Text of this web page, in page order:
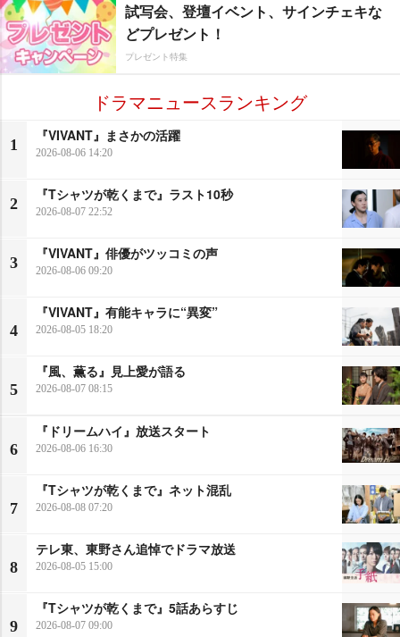
試写会、登壇イベント、サインチェキな
どプレゼント！
プレゼント特集
ドラマニュースランキング
1
『VIVANT』まさかの活躍
2026-08-06 14:20
2
『Tシャツが乾くまで』ラスト10秒
2026-08-07 22:52
3
『VIVANT』俳優がツッコミの声
2026-08-06 09:20
4
『VIVANT』有能キャラに“異変”
2026-08-05 18:20
5
『風、薫る』見上愛が語る
2026-08-07 08:15
6
『ドリームハイ』放送スタート
2026-08-06 16:30
7
『Tシャツが乾くまで』ネット混乱
2026-08-08 07:20
8
テレ東、東野さん追悼でドラマ放送
2026-08-05 15:00
9
『Tシャツが乾くまで』5話あらすじ
2026-08-07 09:00